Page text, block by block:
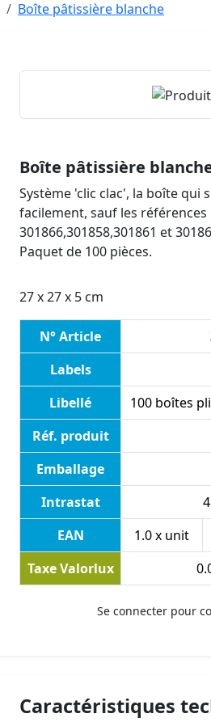
Boîte pâtissière blanche
Boîte pâtissière
Système 'clic clac', la boîte qui
facilement, sauf les références
301866,301858,301861 et
Paquet de 100 pièces.
27 x 27 x 5 cm
N° Article
Labels
Libellé
100 boîtes
Réf. produit
Emballage
Intrastat
EAN
1.0 x unit
Taxe Valorlux
Se connecter pour
Caractéristiques